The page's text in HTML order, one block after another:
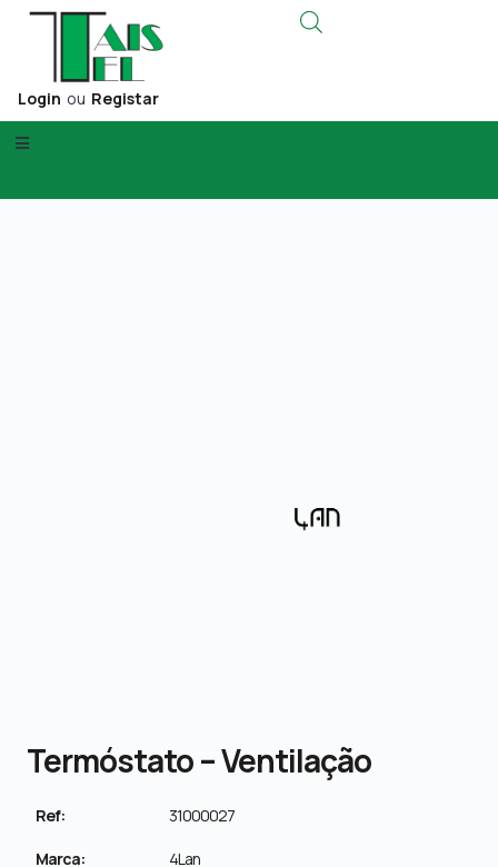
Login ou Registar
Termóstato – Ventilação
Ref: 31000027
Marca: 4Lan